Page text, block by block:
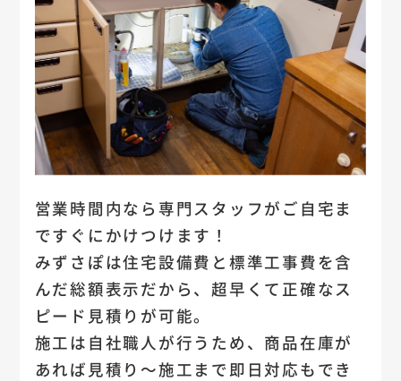
営業時間内なら専門スタッフがご自宅ま
ですぐにかけつけます！
みずさぽは住宅設備費と標準工事費を含
んだ総額表示だから、超早くて正確なス
ピード見積りが可能。
施工は自社職人が行うため、商品在庫が
あれば見積り～施工まで即日対応もでき